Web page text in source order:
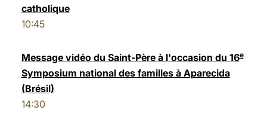
catholique
10:45
Message vidéo du Saint-Père à l'occasion du 16e
Symposium national des familles à Aparecida
(Brésil)
14:30